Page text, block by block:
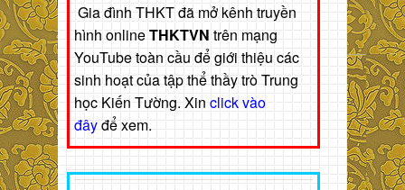
Gia đình THKT đã mở kênh truyền
hình onlineTHKTVN trên mạng
YouTube toàn cầu để giới thiệu các
sinh hoạt của tập thể thầy trò Trung
học Kiến Tường. Xin click vào
đâyđể xem.